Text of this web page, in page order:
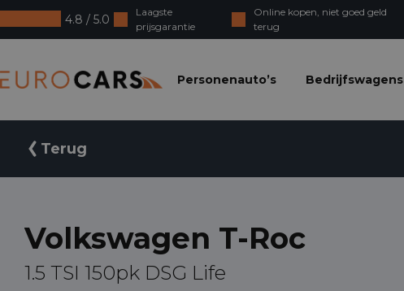
4.8 / 5.0
Laagste
prijsgarantie
Online kopen, niet goed geld
terug
Personenauto’s
Bedrijfswagens
Terug
Volkswagen T-Roc
1.5 TSI 150pk DSG Life